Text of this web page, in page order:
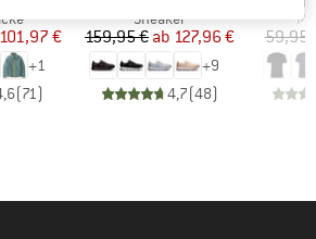
Preis
101,97 €
+1
(71)
Produktgruppe
Sneaker
Preis
159,95 € reduzierter Preis
ab 127,96 €
+9
4,7(48)
59,95